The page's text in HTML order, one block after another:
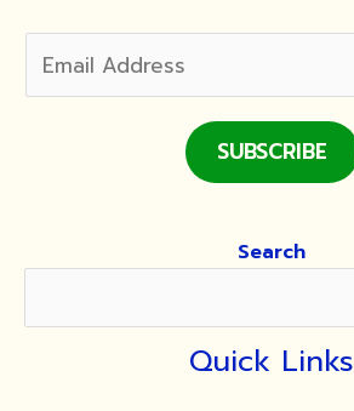
SUBSCRIBE
Search
Quick Links